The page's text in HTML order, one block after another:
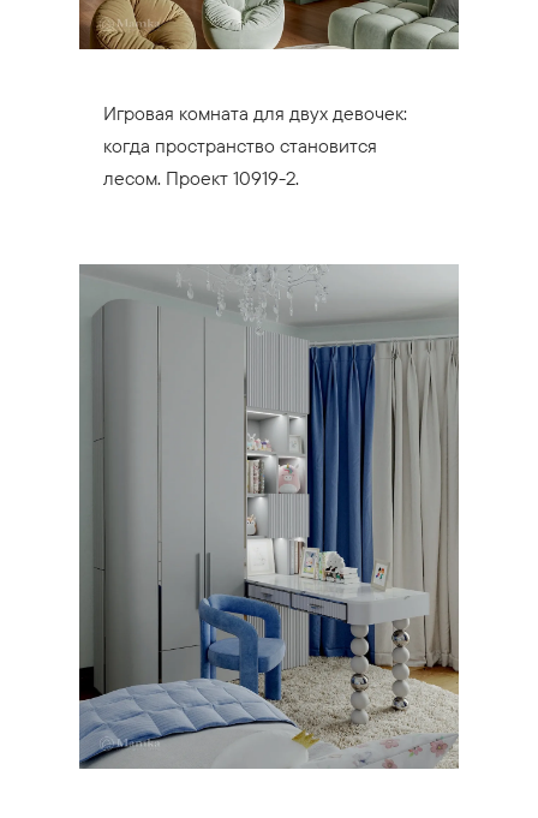
Игровая комната для двух девочек:
когда пространство становится
лесом. Проект 10919-2.